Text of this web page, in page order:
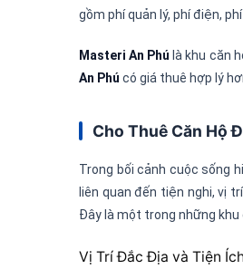
gồm phí quản lý, phí điện,
Masteri An Phú là khu căn
An Phú có giá thuê hợp lý
Cho Thuê Căn Hộ
Trong bối cảnh cuộc sống
liên quan đến tiện nghi, vị
Đây là một trong những khu
Vị Trí Đắc Địa và Tiện Ích